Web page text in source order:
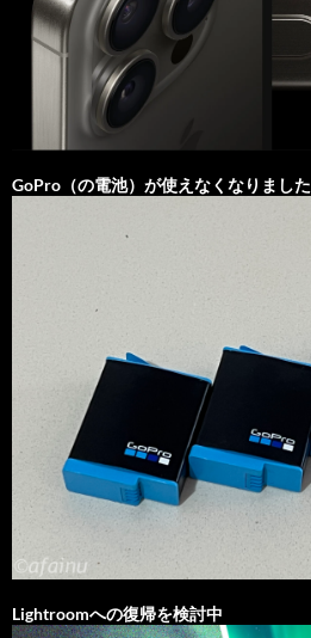
GoPro（の電池）が使えなくなりました
Lightroomへの復帰を検討中